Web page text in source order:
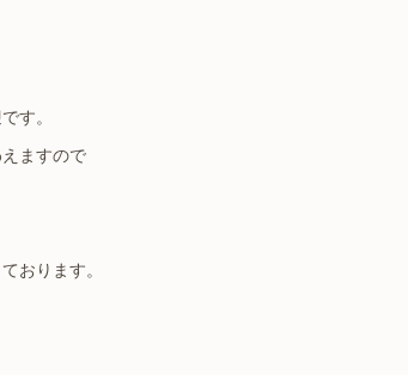
す。
ますので
おります。